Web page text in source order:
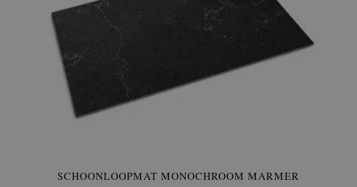
SCHOONLOOPMAT MONOCHROOM MARMER